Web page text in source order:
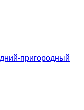
пригородный